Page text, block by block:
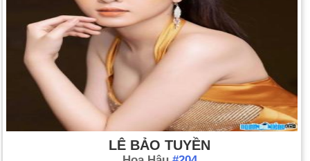
LÊ BẢO TUYỀN